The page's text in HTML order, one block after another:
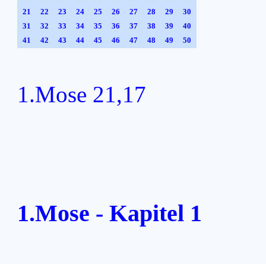
21
22 23 24 25 26 27 28 29
30
31
32 33 34 35 36 37 38 39
40
41
42 43 44 45 46 47 48 49 50
1.Mose 21,17
1.Mose - Kapitel 1